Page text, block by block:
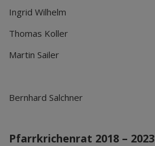
Ingrid Wilhelm
Thomas Koller
Martin Sailer
Bernhard Salchner
Pfarrkrichenrat 2018 – 2023